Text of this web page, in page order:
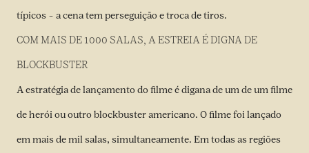
típicos – a cena tem perseguição e troca de tiros.
COM MAIS DE 1000 SALAS, A ESTREIA É DIGNA DE
BLOCKBUSTER
A estratégia de lançamento do filme é digana de um de um filme
de herói ou outro blockbuster americano. O filme foi lançado
em mais de mil salas, simultaneamente. Em todas as regiões